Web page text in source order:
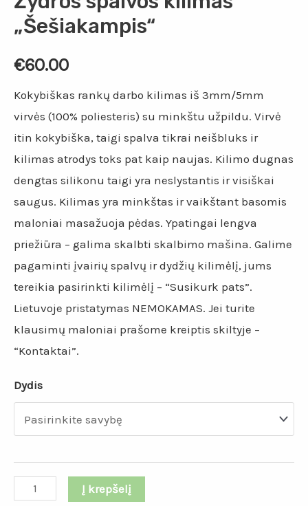
„Šešiakampis“
€60.00
Kokybiškas rankų darbo kilimas iš 3mm/5mm
virvės (100% poliesteris) su minkštu užpildu. Virvė
itin kokybiška, taigi spalva tikrai neišbluks ir
kilimas atrodys toks pat kaip naujas. Kilimo dugnas
dengtas silikonu taigi yra neslystantis ir visiškai
saugus. Kilimas yra minkštas ir vaikštant basomis
maloniai masažuoja pėdas. Ypatingai lengva
priežiūra – galima skalbti skalbimo mašina. Galime
pagaminti įvairių spalvų ir dydžių kilimėlį, jums
tereikia pasirinkti kilimėlį – “Susikurk pats”.
Lietuvoje pristatymas NEMOKAMAS. Jei turite
klausimų maloniai prašome kreiptis skiltyje –
“Kontaktai”.
Dydis
Į krepšelį